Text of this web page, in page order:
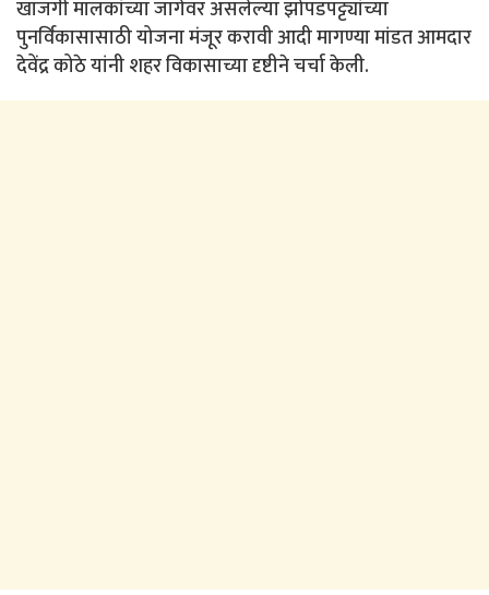
खाजगी मालकांच्या जागेवर असलेल्या झोपडपट्ट्यांच्या
पुनर्विकासासाठी योजना मंजूर करावी आदी मागण्या मांडत आमदार
देवेंद्र कोठे यांनी शहर विकासाच्या दृष्टीने चर्चा केली.